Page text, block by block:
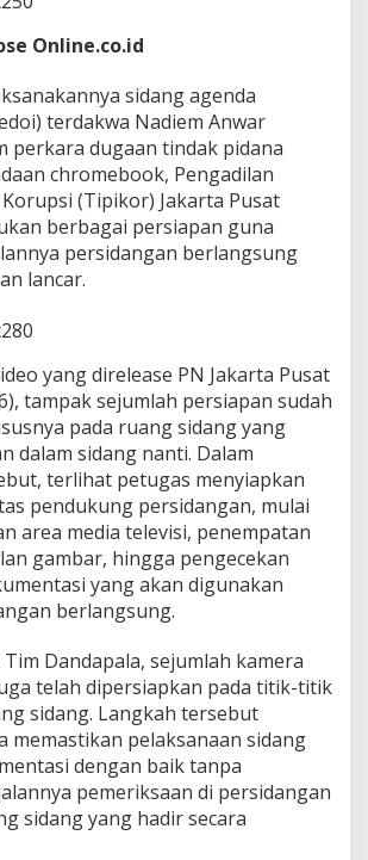
m
a
i
I
n
i
Online.co.id
sidang agenda
terdakwa Nadiem Anwar
perkara dugaan tindak pidana
chromebook, Pengadilan
(Tipikor) Jakarta Pusat
berbagai persiapan guna
persidangan berlangsung
lancar.
yang direlease PN Jakarta Pusat
tampak sejumlah persiapan sudah
pada ruang sidang yang
dalam sidang nanti. Dalam
terlihat petugas menyiapkan
pendukung persidangan, mulai
area media televisi, penempatan
gambar, hingga pengecekan
yang akan digunakan
berlangsung.
Dandapala, sejumlah kamera
telah dipersiapkan pada titik-titik
sidang. Langkah tersebut
memastikan pelaksanaan sidang
dengan baik tanpa
pemeriksaan di persidangan
sidang yang hadir secara